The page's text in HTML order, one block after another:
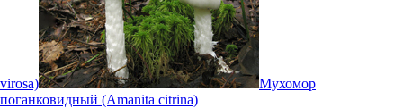
virosa)
Мухомор
поганковидный (Amanita citrina)